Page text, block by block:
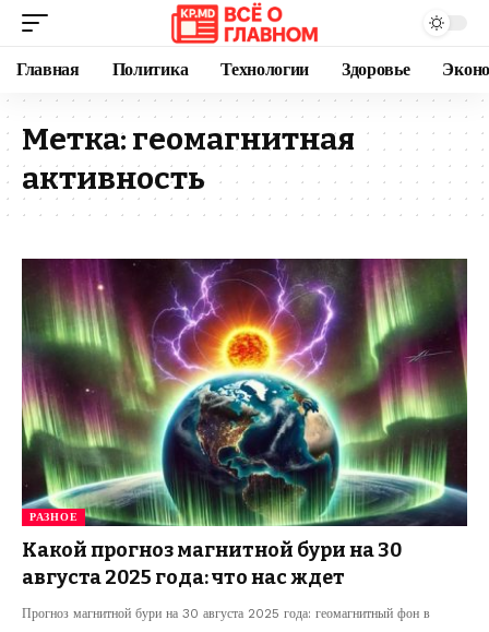
Главная Политика Технологии Здоровье
Метка: геомагнитная
активность
РАЗНОЕ
Какой прогноз магнитной бури на 30
августа 2025 года: что нас ждет
Прогноз магнитной бури на 30 августа 2025 года: геомагнитный фон в